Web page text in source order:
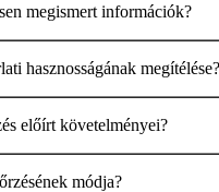
megismert információk?
hasznosságának megítélése?
előírt követelményei?
módja?